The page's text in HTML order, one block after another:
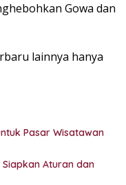
Gowa dan
lainnya hanya
Pasar Wisatawan
Siapkan Aturan dan